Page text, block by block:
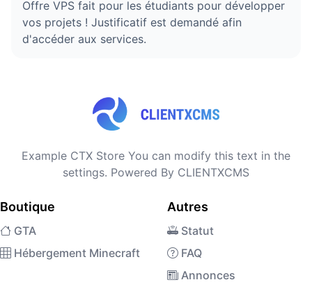
Offre VPS fait pour les étudiants pour développer
vos projets ! Justificatif est demandé afin
d'accéder aux services.
Example CTX Store You can modify this text in the
settings. Powered By CLIENTXCMS
Boutique
GTA
Hébergement Minecraft
Autres
Statut
FAQ
Annonces